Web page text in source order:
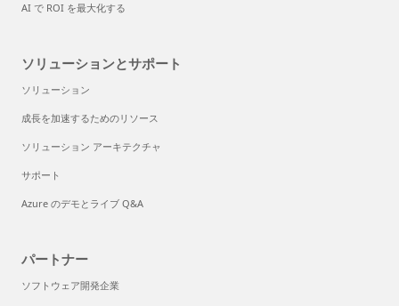
AI で ROI を最大化する
ソリューションとサポート
ソリューション
成長を加速するためのリソース
ソリューション アーキテクチャ
サポート
Azure のデモとライブ Q&A
パートナー
ソフトウェア開発企業